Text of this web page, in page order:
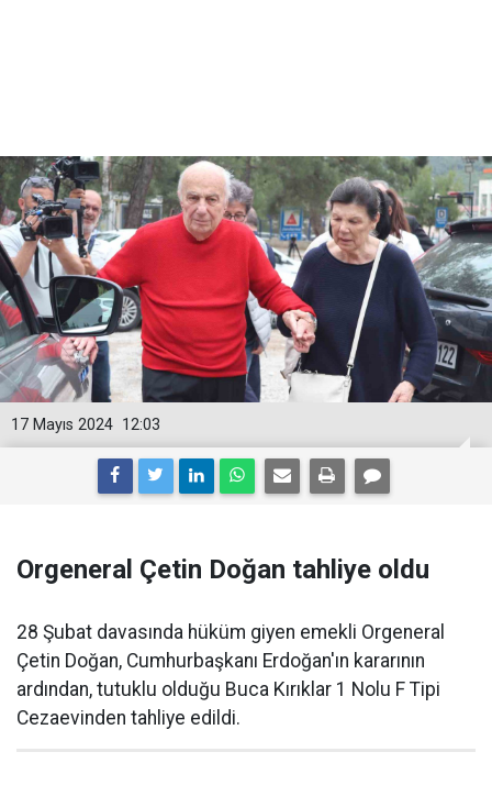
12:03
17 Mayıs 2024
Orgeneral Çetin Doğan tahliye oldu
28 Şubat davasında hüküm giyen emekli Orgeneral
Çetin Doğan, Cumhurbaşkanı Erdoğan'ın kararının
ardından, tutuklu olduğu Buca Kırıklar 1 Nolu F Tipi
Cezaevinden tahliye edildi.